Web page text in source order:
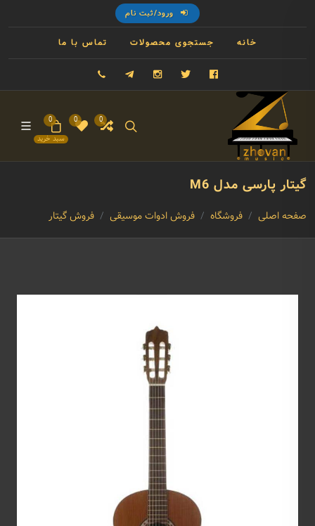
ورود/ثبت نام
خانه جستجوی محصولات تماس با ما
فیسبوک توییتر اینستاگرام تلگرام
0
0
سبد خرید
0
گیتار پارسی مدل M6
صفحه اصلی فروشگاه فروش ادوات موسیقی فروش گیتار